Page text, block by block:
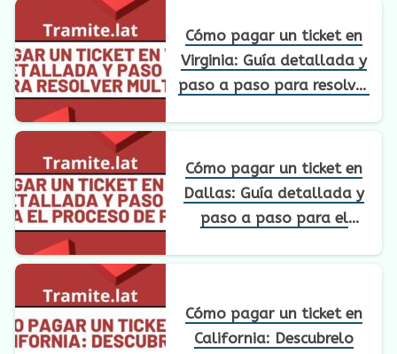
Cómo pagar un ticket en
Virginia: Guía detallada y
paso a paso para resolver
Cómo pagar un ticket en
Dallas: Guía detallada y
paso a paso para el
Cómo pagar un ticket en
California: Descubrelo